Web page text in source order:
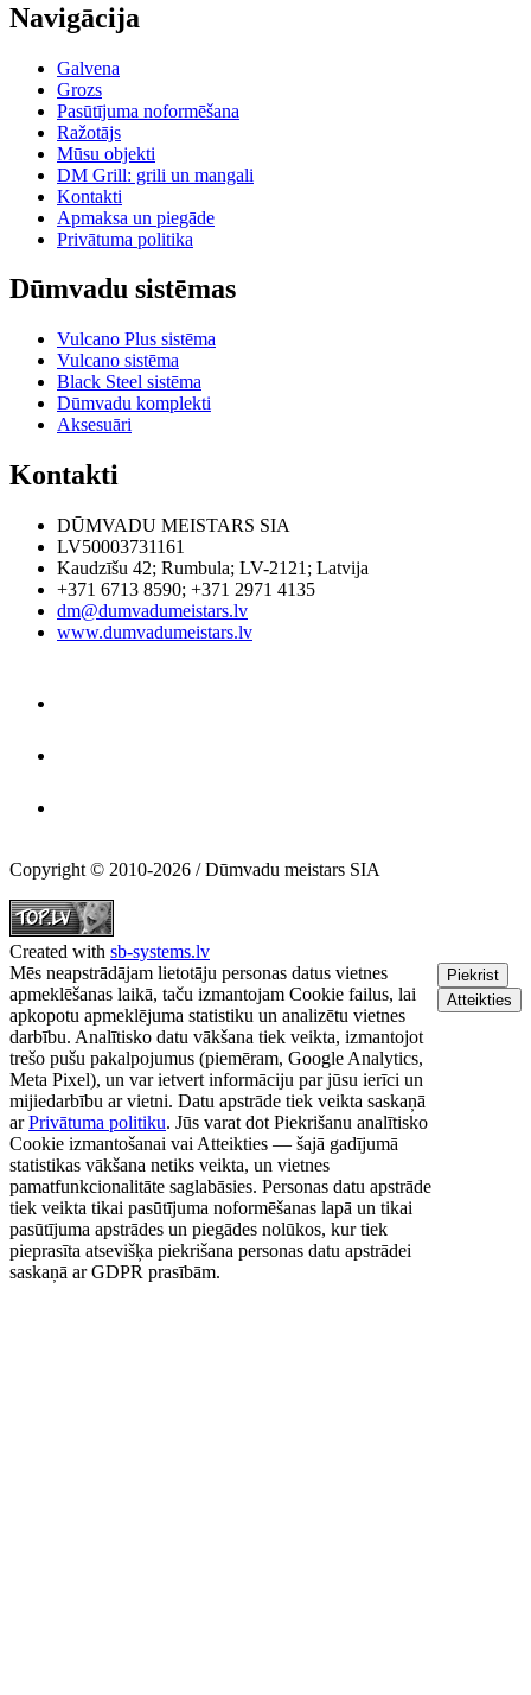
Navigācija
Galvena
Grozs
Pasūtījuma noformēšana
Ražotājs
Mūsu objekti
DM Grill: grili un mangali
Kontakti
Apmaksa un piegāde
Privātuma politika
Dūmvadu sistēmas
Vulcano Plus sistēma
Vulcano sistēma
Black Steel sistēma
Dūmvadu komplekti
Aksesuāri
Kontakti
DŪMVADU MEISTARS SIA
LV50003731161
Kaudzīšu 42; Rumbula; LV-2121 ; Latvija
+371 6713 8590; +371 2971 4135
dm@dumvadumeistars.lv
www.dumvadumeistars.lv
Copyright © 2010-2026 / Dūmvadu meistars SIA
Created with sb-systems.lv
Mēs neapstrādājam lietotāju personas datus vietnes
apmeklēšanas laikā, taču izmantojam Cookie failus, lai
apkopotu apmeklējuma statistiku un analizētu vietnes
darbību. Analītisko datu vākšana tiek veikta, izmantojot
trešo pušu pakalpojumus (piemēram, Google Analytics,
Meta Pixel), un var ietvert informāciju par jūsu ierīci un
mijiedarbību ar vietni. Datu apstrāde tiek veikta saskaņā
arPrivātuma politiku. Jūs varat dot Piekrišanu analītisko
Cookie izmantošanai vai Atteikties — šajā gadījumā
statistikas vākšana netiks veikta, un vietnes
pamatfunkcionalitāte saglabāsies. Personas datu apstrāde
tiek veikta tikai pasūtījuma noformēšanas lapā un tikai
pasūtījuma apstrādes un piegādes nolūkos, kur tiek
pieprasīta atsevišķa piekrišana personas datu apstrādei
saskaņā ar GDPR prasībām.
Piekrist
Atteikties